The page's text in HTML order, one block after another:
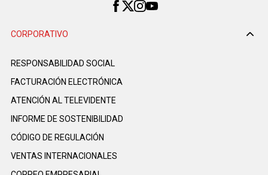
CORPORATIVO
RESPONSABILIDAD SOCIAL
FACTURACIÓN ELECTRÓNICA
ATENCIÓN AL TELEVIDENTE
INFORME DE SOSTENIBILIDAD
CÓDIGO DE REGULACIÓN
VENTAS INTERNACIONALES